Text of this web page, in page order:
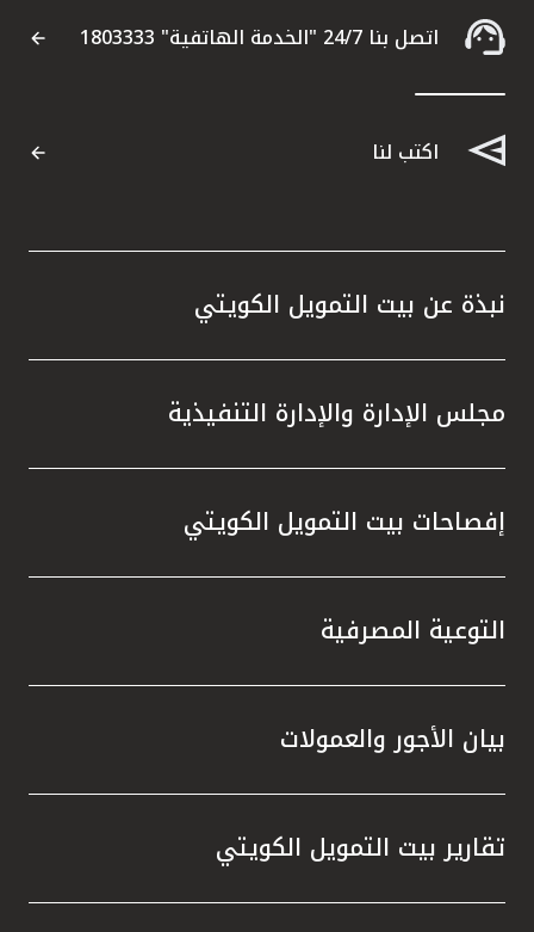
القنوات المصرفية
أدوات وخدمات
خدمات ما بعد البيع
ألمانيا
ماليزيا
تركيا
مملكة البحرين
اتصل بنا 24/7 "الخدمة الهاتفية" 1803333
اكتب لنا
نبذة عن بيت التمويل الكويتي
مجلس الإدارة والإدارة التنفيذية
إفصاحات بيت التمويل الكويتي
التوعية المصرفية
بيان الأجور والعمولات
تقارير بيت التمويل الكويتي